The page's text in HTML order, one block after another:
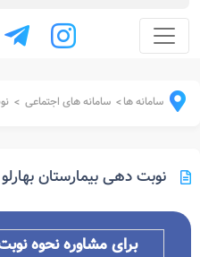
سامانه ها> سامانه های اجتماعی >
نوبت دهی بیمارستان بهارلو
برای مشاوره نحوه